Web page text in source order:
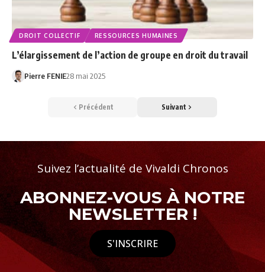
DROIT COLLECTIF RESSOURCES HUMAINES
L’élargissement de l’action de groupe en droit du travail
Pierre FENIE28 mai 2025
Précédent Suivant
Suivez l’actualité de Vivaldi Chronos
ABONNEZ-VOUS À NOTRE
NEWSLETTER !
S'INSCRIRE